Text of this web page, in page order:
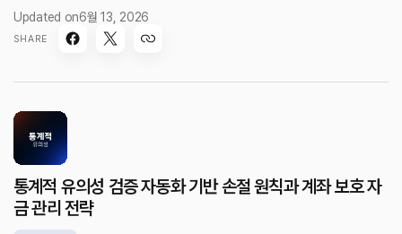
Updated on6월 13, 2026
SHARE
통계적 유의성 검증 자동화 기반 손절 원칙과 계좌 보호 자
금 관리 전략